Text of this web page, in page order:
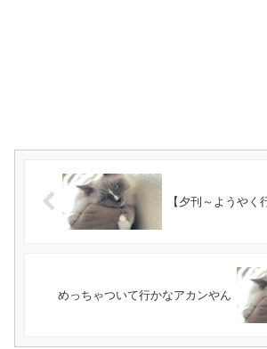
【夕刊～ようやく
めっちゃついて行かなアカンやん